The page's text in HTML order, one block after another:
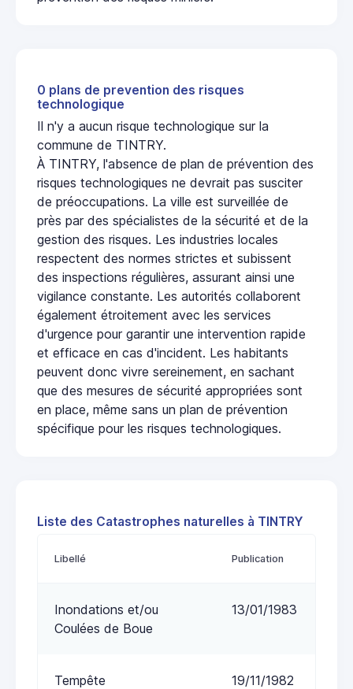
0 plans de prevention des risques
technologique
Il n'y a aucun risque technologique sur la
commune de TINTRY.
À TINTRY, l'absence de plan de prévention des
risques technologiques ne devrait pas susciter
de préoccupations. La ville est surveillée de
près par des spécialistes de la sécurité et de la
gestion des risques. Les industries locales
respectent des normes strictes et subissent
des inspections régulières, assurant ainsi une
vigilance constante. Les autorités collaborent
également étroitement avec les services
d'urgence pour garantir une intervention rapide
et efficace en cas d'incident. Les habitants
peuvent donc vivre sereinement, en sachant
que des mesures de sécurité appropriées sont
en place, même sans un plan de prévention
spécifique pour les risques technologiques.
Liste des Catastrophes naturelles à TINTRY
Libellé Publication
Inondations et/ou
Coulées de Boue
13/01/1983
Tempête 19/11/1982